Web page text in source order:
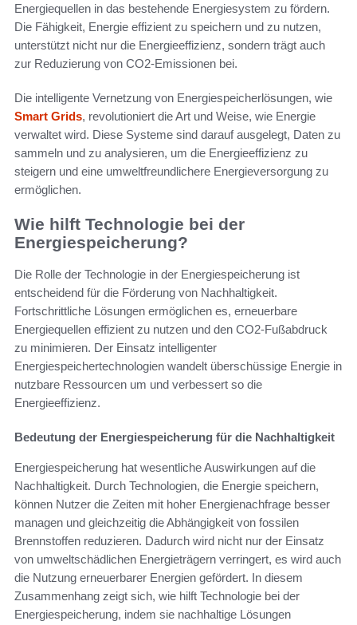
Energiequellen in das bestehende Energiesystem zu fördern.
Die Fähigkeit, Energie effizient zu speichern und zu nutzen,
unterstützt nicht nur die Energieeffizienz, sondern trägt auch
zur Reduzierung von CO2-Emissionen bei.
Die intelligente Vernetzung von Energiespeicherlösungen, wie
Smart Grids, revolutioniert die Art und Weise, wie Energie
verwaltet wird. Diese Systeme sind darauf ausgelegt, Daten zu
sammeln und zu analysieren, um die Energieeffizienz zu
steigern und eine umweltfreundlichere Energieversorgung zu
ermöglichen.
Wie hilft Technologie bei der
Energiespeicherung?
Die Rolle der Technologie in der Energiespeicherung ist
entscheidend für die Förderung von Nachhaltigkeit.
Fortschrittliche Lösungen ermöglichen es, erneuerbare
Energiequellen effizient zu nutzen und den CO2-Fußabdruck
zu minimieren. Der Einsatz intelligenter
Energiespeichertechnologien wandelt überschüssige Energie in
nutzbare Ressourcen um und verbessert so die
Energieeffizienz.
Bedeutung der Energiespeicherung für die Nachhaltigkeit
Energiespeicherung hat wesentliche Auswirkungen auf die
Nachhaltigkeit. Durch Technologien, die Energie speichern,
können Nutzer die Zeiten mit hoher Energienachfrage besser
managen und gleichzeitig die Abhängigkeit von fossilen
Brennstoffen reduzieren. Dadurch wird nicht nur der Einsatz
von umweltschädlichen Energieträgern verringert, es wird auch
die Nutzung erneuerbarer Energien gefördert. In diesem
Zusammenhang zeigt sich, wie hilft Technologie bei der
Energiespeicherung, indem sie nachhaltige Lösungen